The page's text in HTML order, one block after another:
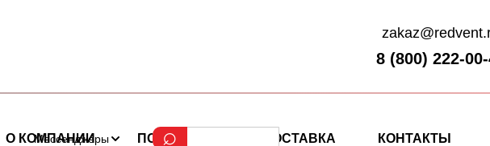
Мессенджеры
8 (800) 222-
О КОМПАНИИ ПОРТФОЛИО ДОСТАВКА КОНТАКТЫ